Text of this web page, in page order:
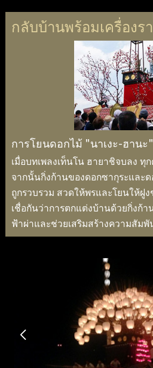
กลับบ้านพร้อมเครื่องร
การโยนดอกไม้ "นาเงะ-ฮานะ"
เมื่อบทเพลงเท็นโน ฮายาชิจบลง ทุ
จากนั้นกิ่งก้านของดอกซากุระและ
ถูกรวบรวม สวดให้พรและโยนให้ฝู
เชื่อกันว่าการตกแต่งบ้านด้วยกิ่งก้
ฟ้าผ่าและช่วยเสริมสร้างความสัม